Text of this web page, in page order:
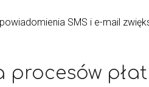
SMS i e-mail
procesów